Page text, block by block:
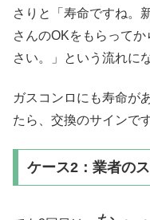
さりと「寿命ですね。
さんのOKをもらって
さい。」という流れに
ガスコンロにも寿命が
たら、交換のサインです
ケース2：業者の